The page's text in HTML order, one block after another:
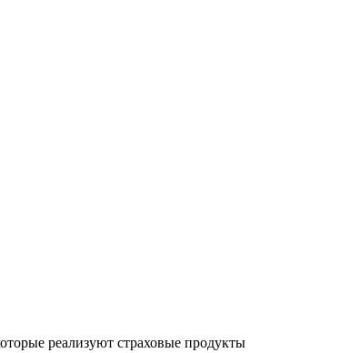
реализуют страховые продукты